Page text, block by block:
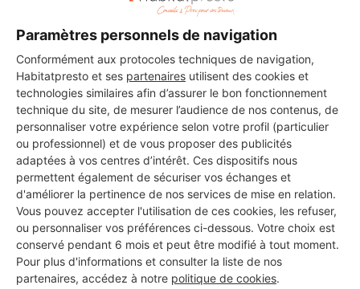
Paramètres personnels de navigation
Conformément aux protocoles techniques de navigation,
Habitatpresto et ses partenaires utilisent des cookies et
technologies similaires afin d’assurer le bon fonctionnement
technique du site, de mesurer l’audience de nos contenus, de
personnaliser votre expérience selon votre profil (particulier
ou professionnel) et de vous proposer des publicités
adaptées à vos centres d’intérêt. Ces dispositifs nous
permettent également de sécuriser vos échanges et
d'améliorer la pertinence de nos services de mise en relation.
Vous pouvez accepter l'utilisation de ces cookies, les refuser,
ou personnaliser vos préférences ci-dessous. Votre choix est
conservé pendant 6 mois et peut être modifié à tout moment.
Pour plus d'informations et consulter la liste de nos
partenaires, accédez à notre politique de cookies.
Les 3 autres Menuisiers pour
vos travaux à Billy-Montigny
Lucas Concept
Billy-Montigny
8 ans d'expérience
Voir sa fiche
TLN